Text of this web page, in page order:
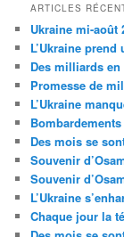
ARTICLES
Ukraine mi-août
L’Ukraine
Des milliards
Promesse de
L’Ukraine
Des mois se
Souvenir
Souvenir
L’Ukraine
Chaque jour la